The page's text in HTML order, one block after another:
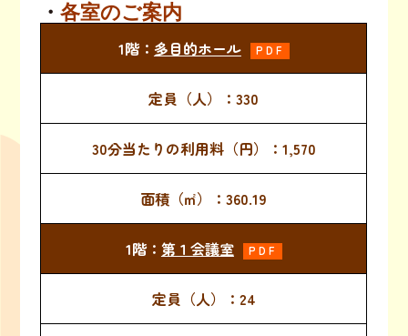
・各室のご案内
多目的ホール PDF
330
1,570
360.19
第１会議室 PDF
24